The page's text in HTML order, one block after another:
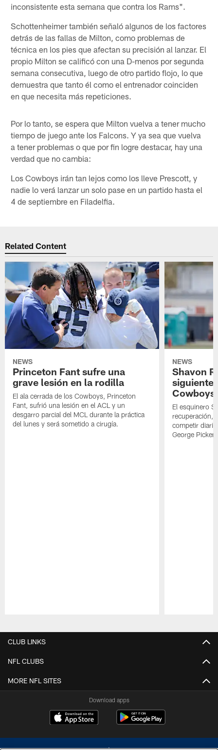
inconsistente esta semana que contra los Rams".
Schottenheimer también señaló algunos de los factores
detrás de las fallas de Milton, como problemas de
técnica en los pies que afectan su precisión al lanzar. El
propio Milton se calificó con una D-menos por segunda
semana consecutiva, luego de otro partido flojo, lo que
demuestra que tanto él como el entrenador coinciden
en que necesita más repeticiones.
Por lo tanto, se espera que Milton vuelva a tener mucho
tiempo de juego ante los Falcons. Y ya sea que vuelva
a tener problemas o que por fin logre destacar, hay una
verdad que no cambia:
Los Cowboys irán tan lejos como los lleve Prescott, y
nadie lo verá lanzar un solo pase en un partido hasta el
4 de septiembre en Filadelfia.
Related Content
NEWS
Princeton Fant sufre una
grave lesión en la rodilla
El ala cerrada de los Cowboys, Princeton
Fant, sufrió una lesión en el ACL y un
desgarro parcial del MCL durante la práctica
del lunes y será sometido a cirugía.
NEWS
Shavon
siguiente
Cowboys
El esquinero
recuperación,
competir
George
CLUB LINKS
NFL CLUBS
MORE NFL SITES
Download apps